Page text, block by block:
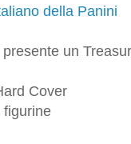
della Panini
un
Cover
figurine